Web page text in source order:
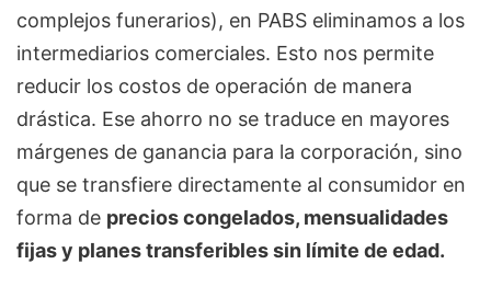
complejos funerarios), en PABS eliminamos a los
intermediarios comerciales. Esto nos permite
reducir los costos de operación de manera
drástica. Ese ahorro no se traduce en mayores
márgenes de ganancia para la corporación, sino
que se transfiere directamente al consumidor en
forma de precios congelados, mensualidades
fijas y planes transferibles sin límite de edad.